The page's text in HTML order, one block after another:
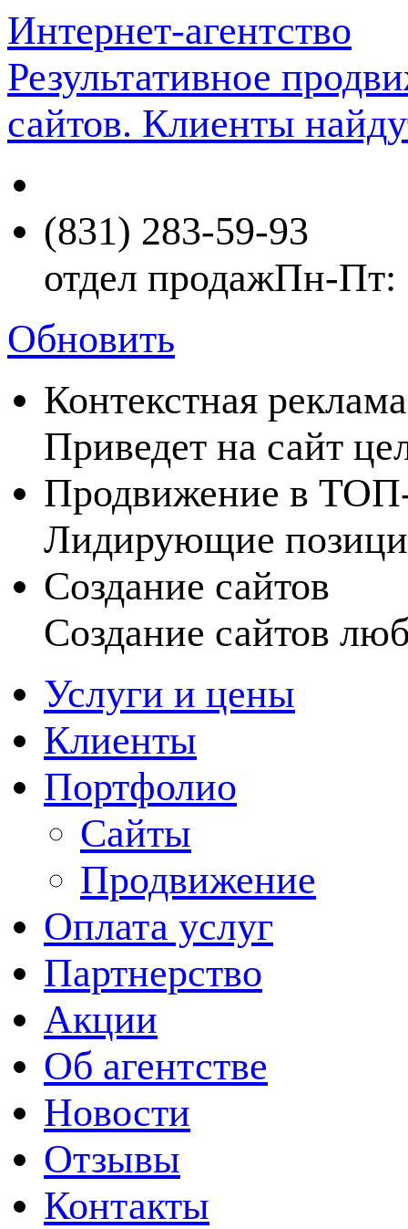
Интернет-агентство
Результативное
сайтов. Клиенты
(831) 283-59-93
отдел продажПн-Пт:
Обновить
Контекстная реклама
Приведет на сайт
Продвижение в
Лидирующие
Создание сайтов
Создание сайтов
Услуги и цены
Клиенты
Портфолио
Сайты
Продвижение
Оплата услуг
Партнерство
Акции
Об агентстве
Новости
Отзывы
Контакты